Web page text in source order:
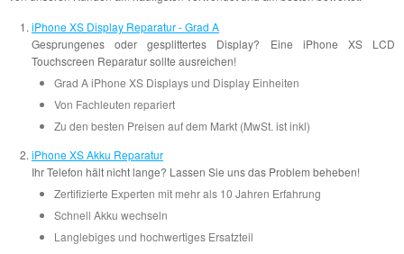
iPhone XS Display Reparatur - Grad A
Gesprungenes oder gesplittertes Display? Eine iPhone XS LCD
Touchscreen Reparatur sollte ausreichen!
Grad A iPhone XS Displays und Display Einheiten
Von Fachleuten repariert
Zu den besten Preisen auf dem Markt (MwSt. ist inkl)
iPhone XS Akku Reparatur
Ihr Telefon hält nicht lange? Lassen Sie uns das Problem beheben!
Zertifizierte Experten mit mehr als 10 Jahren Erfahrung
Schnell Akku wechseln
Langlebiges und hochwertiges Ersatzteil